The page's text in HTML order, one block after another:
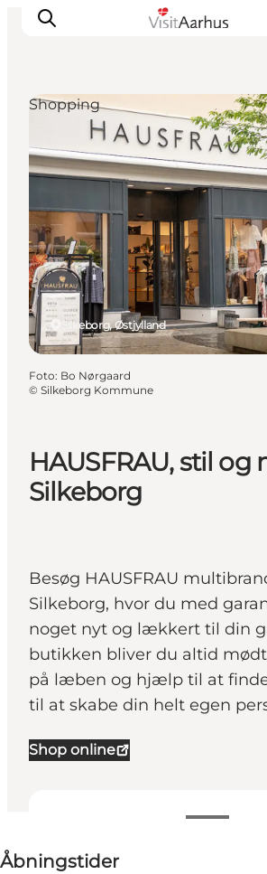
Oplevelser
Kalender
Byer og steder
Planlæg ferien
Transport
HAUSFRAU, stil og
Silkeborg
Besøg HAUSFRAU
Silkeborg, hvor du med
noget nyt og lækkert til din
butikken bliver du altid
på læben og hjælp til at
til at skabe din helt egen
Shop online
ÅbningstiderBesøg hjemmeside
Silkeborg, Østjylland
Shopping
Foto: Bo Nørgaard
© Silkeborg Kommune